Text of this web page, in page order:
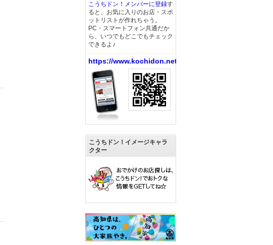
こうちドン！メンバーに登録す
ると、お気に入りのお店・スポ
ットリストが作れちゃう。
PC・スマートフォン共通だか
ら、いつでもどこでもチェック
できるよ♪
https://www.kochidon.net/
こうちドン！イメージキャラ
クター